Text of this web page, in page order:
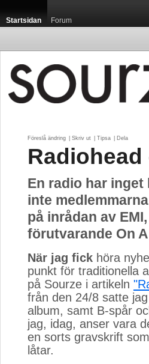
Startsidan Forum
Föreslå ändring Skriv ut Tipsa Dela
En radio har
inte
på inrådan av
förutvarande On
När jag fick höra
punkt för traditionella
på Sourze i artikeln
från den 24/8 satte
album, samt B-spår
jag, idag, anser vara
en sorts gravskrift
låtar.